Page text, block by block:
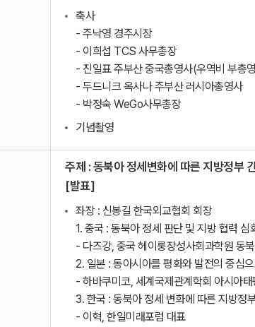
축사
- 주낙영 경주시장
- 이희섭 TCS 사무총장
- 진일표 주부산 중국총영사(우역비 부총
- 두드니크 옥사나 주부산 러시아총영사
- 박정숙 WeGo사무총장
기념촬영
주제 : 동북아 정세변화에 따른 지방정부
[발표]
좌장 : 신봉길 한국외교협회 회장
1. 중국 : 동북아 정세 판단 및 지방 협력 심
- 다즈강, 중국 헤이룽장성사회과학원 동
2. 일본 : 동아시아를 평화와 발전의 중심
- 하바쿠미코, 세계국제관계학회 아시아
3. 한국 : 동북아 정세 변화에 따른 지방정
- 이혁, 한일미래포럼 대표